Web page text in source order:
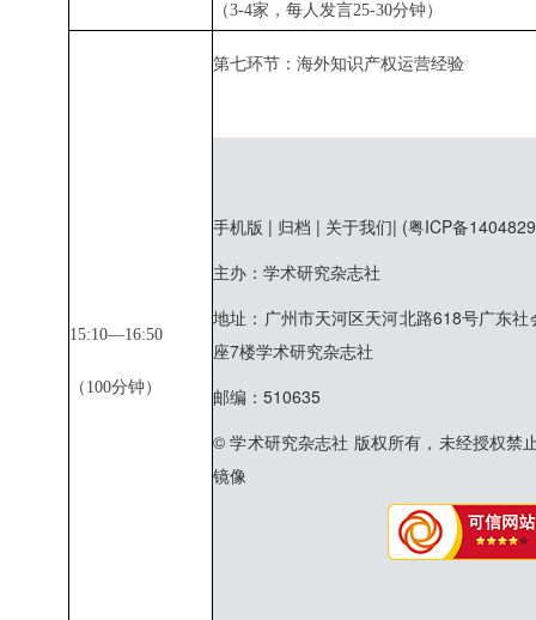
（3-4家，每人发言25-30分钟）
15:10—16:50
（ 100分钟）
第七环节：海外知识产权运营经验
手机版 | 归档 | 关于我们| (粤ICP备
主办：学术研究杂志社
地址：广州市天河区天河北路618号广东社
座7楼学术研究杂志社
邮编：510635
© 学术研究杂志社 版权所有，未经授权禁
镜像